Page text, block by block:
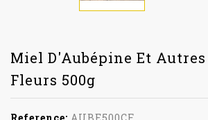
Miel D'Aubépine Et
Fleurs 500g
Reference: AUBE500CF